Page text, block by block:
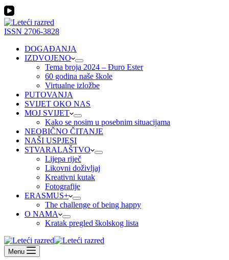
ISSN 2706-3828
DOGAĐANJA
IZDVOJENO
Tema broja 2024 – Đuro Ester
60 godina naše škole
Virtualne izložbe
PUTOVANJA
SVIJET OKO NAS
MOJ SVIJET
Kako se nosim u posebnim situacijama
NEOBIČNO ČITANJE
NAŠI USPJESI
STVARALAŠTVO
Lijepa riječ
Likovni doživljaj
Kreativni kutak
Fotografije
ERASMUS+
The challenge of being happy
O NAMA
Kratak pregled školskog lista
Menu